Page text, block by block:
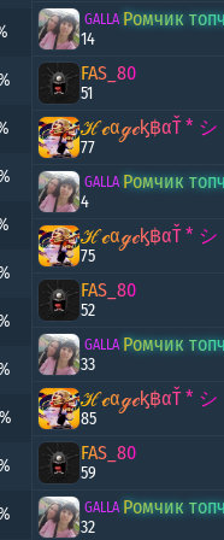
GALLA Ромчик
14
FAS_80
51
ℋℯαℊℯᶄ฿αŤ * シ
77
GALLA Ромчик
4
ℋℯαℊℯᶄ฿αŤ * シ
75
FAS_80
52
GALLA Ромчик
33
ℋℯαℊℯᶄ฿αŤ * シ
85
FAS_80
59
GALLA Ромчик
32